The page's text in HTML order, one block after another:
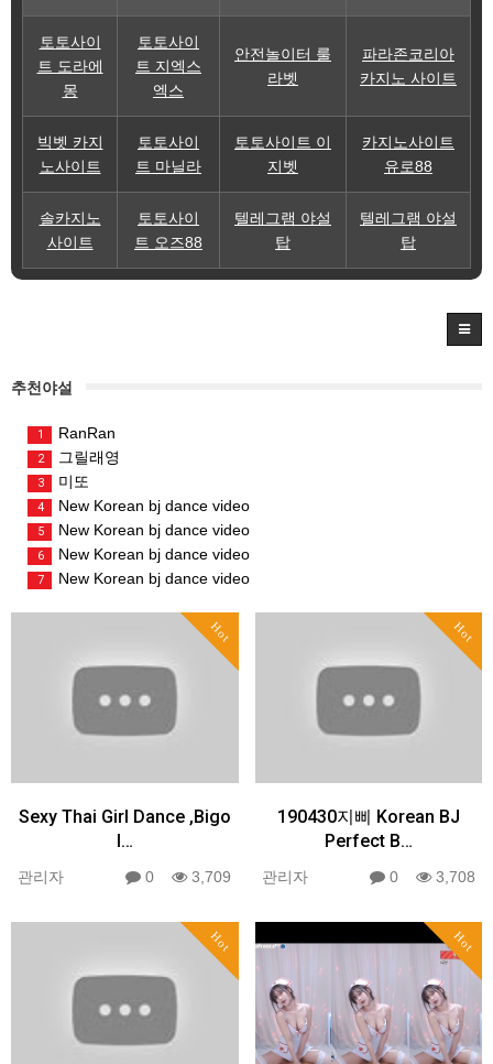
토토사이
트 도라에
몽
토토사이
트 지엑스
엑스
안전놀이터 룰
라벳
파라존코리아
카지노 사이트
빅벳 카지
노사이트
토토사이
트 마닐라
토토사이트 이
지벳
카지노사이트
유로88
솔카지노
사이트
토토사이
트 오즈88
텔레그램 야설
탑
텔레그램 야설
탑
추천야설
1 RanRan
2 그릴래영
3 미또
4 New Korean bj dance video
5 New Korean bj dance video
6 New Korean bj dance video
7 New Korean bj dance video
Hot
Sexy Thai Girl Dance ,Bigo
l…
관리자 0 3,709
Hot
190430지삐 Korean BJ
Perfect B…
관리자 0 3,708
Hot Hot